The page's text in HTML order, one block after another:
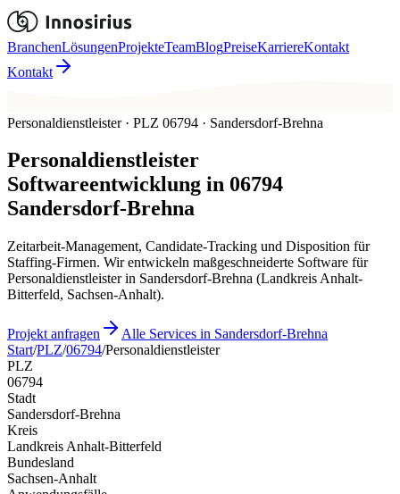
BranchenLösungenProjekteTeamBlogPreiseKarriereKontakt
Kontakt
Personaldienstleister · PLZ 06794 · Sandersdorf-Brehna
Personaldienstleister
Softwareentwicklung in 06794
Sandersdorf-Brehna
Zeitarbeit-Management, Candidate-Tracking und Disposition für
Staffing-Firmen. Wir entwickeln maßgeschneiderte Software für
Personaldienstleister in Sandersdorf-Brehna (Landkreis Anhalt-
Bitterfeld, Sachsen-Anhalt).
Projekt anfragen
Alle Services in Sandersdorf-Brehna
Start/PLZ/06794/Personaldienstleister
PLZ
06794
Stadt
Sandersdorf-Brehna
Kreis
Landkreis Anhalt-Bitterfeld
Bundesland
Sachsen-Anhalt